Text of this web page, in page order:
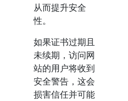
从而提升安全
性。
如果证书过期且
未续期，访问网
站的用户将收到
安全警告，这会
损害信任并可能